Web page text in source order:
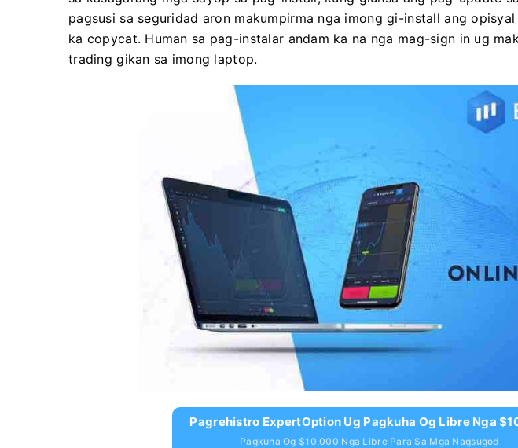
pagsusi sa seguridad aron makumpirma nga imong gi-install ang
ka copycat. Human sa pag-instalar andam ka na nga mag-sign in ug
trading gikan sa imong laptop.
Pagrehistro ExpertOption Ug Pagkuha Og Libre Nga
Pagkuha Og $10,000 Nga Libre Para Sa Mga Nagsugod